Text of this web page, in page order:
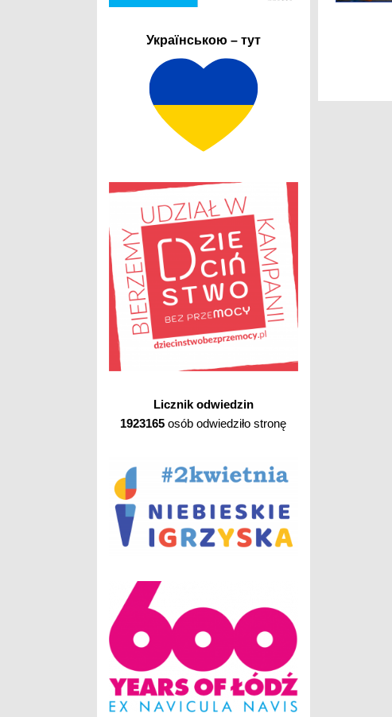
Українською – тут
Licznik odwiedzin
1923165 osób odwiedziło stronę